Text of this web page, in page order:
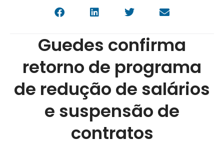
Guedes confirma
retorno de programa
de redução de salários
e suspensão de
contratos